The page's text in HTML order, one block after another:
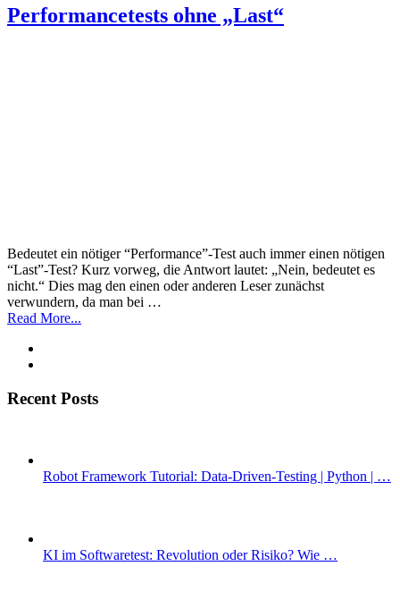
Performancetests ohne „Last“
Bedeutet ein nötiger “Performance”-Test auch immer einen nötigen
“Last”-Test? Kurz vorweg, die Antwort lautet: „Nein, bedeutet es
nicht.“ Dies mag den einen oder anderen Leser zunächst
verwundern, da man bei …
Read More...
Recent Posts
Robot Framework Tutorial: Data-Driven-Testing | Python | …
KI im Softwaretest: Revolution oder Risiko? Wie …